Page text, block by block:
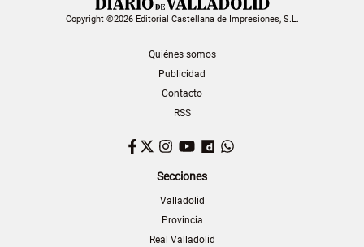
Copyright ©2026 Editorial Castellana de Impresiones, S.L.
Quiénes somos
Publicidad
Contacto
RSS
Facebook
TwitterInstagram
YouTubeDailymotion
Secciones
Valladolid
Provincia
Real Valladolid